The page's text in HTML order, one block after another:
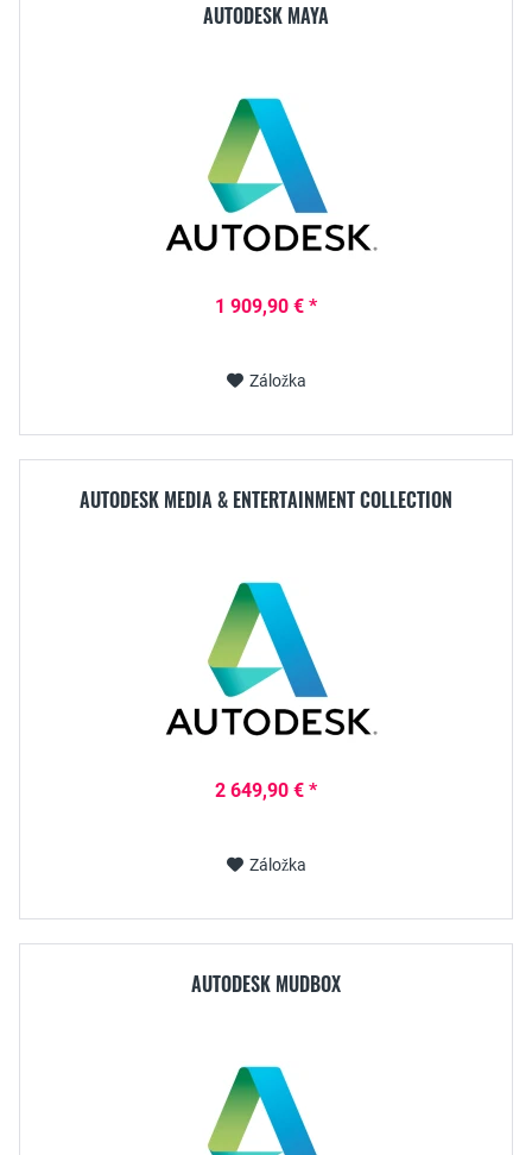
AUTODESK MAYA
1 909,90 € *
Záložka
AUTODESK MEDIA & ENTERTAINMENT COLLECTION
2 649,90 € *
Záložka
AUTODESK MUDBOX